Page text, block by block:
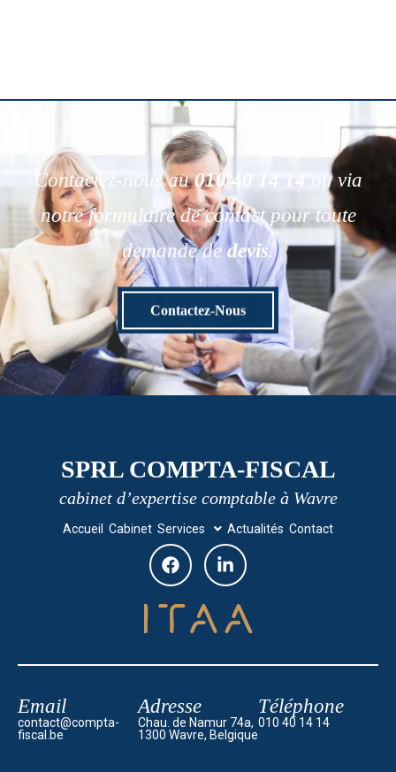
Contactez-nous au010 40 14 14
ou via
notre formulaire de contact pour toute
demande de devis.
Contactez-Nous
SPRL COMPTA-FISCAL
cabinet d’expertise comptable à Wavre
Accueil Cabinet Services Actualités Contact
Email
contact@compta-
fiscal.be
Adresse
Chau. de Namur 74a,
1300 Wavre, Belgique
Téléphone
010 40 14 14